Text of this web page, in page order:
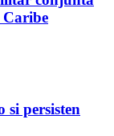
Caribe
persisten